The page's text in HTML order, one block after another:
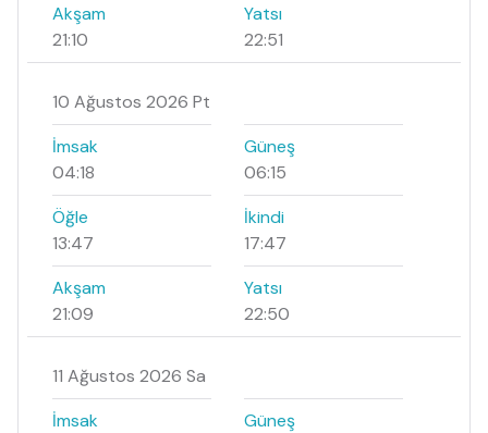
Akşam
21:10
Yatsı
22:51
10 Ağustos 2026 Pt
İmsak
04:18
Güneş
06:15
Öğle
13:47
İkindi
17:47
Akşam
21:09
Yatsı
22:50
11 Ağustos 2026 Sa
İmsak
Güneş